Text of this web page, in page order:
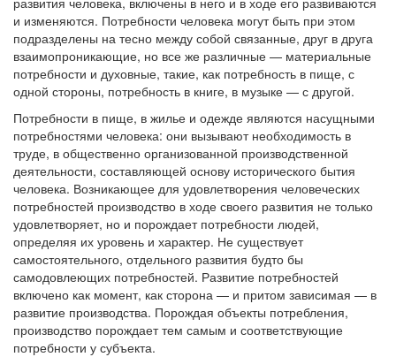
и изменяются. Потребности человека могут быть при этом
подразделены на тесно между собой связанные, друг в друга
взаимопроникающие, но все же различные — материальные
потребности и духовные, такие, как потребность в пище, с
одной стороны, потребность в книге, в музыке — с другой.
Потребности в пище, в жилье и одежде являются насущными
потребностями человека: они вызывают необходимость в
труде, в общественно организованной производственной
деятельности, составляющей основу исторического бытия
человека. Возникающее для удовлетворения человеческих
потребностей производство в ходе своего развития не только
удовлетворяет, но и порождает потребности людей,
определяя их уровень и характер. Не существует
самостоятельного, отдельного развития будто бы
самодовлеющих потребностей. Развитие потребностей
включено как момент, как сторона — и притом зависимая — в
развитие производства. Порождая объекты потребления,
производство порождает тем самым и соответствующие
потребности у субъекта.